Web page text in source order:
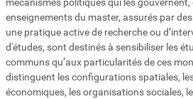
enseignements du master, assurés par
une pratique active de recherche ou
d'études, sont destinés à sensibiliser les
communs qu’aux particularités de ces
distinguent les configurations spatiales,
économiques, les organisations sociales,